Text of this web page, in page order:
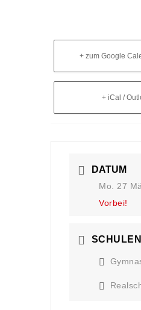
+ zum Google
+ iCal /
DATUM
Mo. 27
Vorbei!
SCHULEN